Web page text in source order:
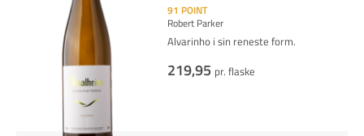
91 POINT
Robert Parker
Alvarinho i sin reneste form.
219,95 pr. flaske